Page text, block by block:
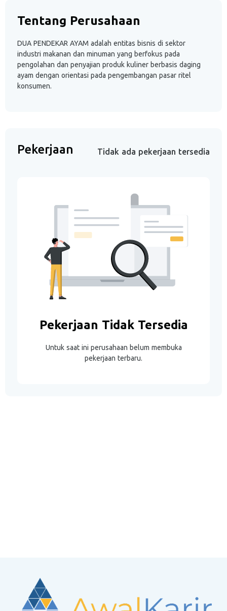
Tentang Perusahaan
DUA PENDEKAR AYAM adalah entitas bisnis di sektor
industri makanan dan minuman yang berfokus pada
pengolahan dan penyajian produk kuliner berbasis daging
ayam dengan orientasi pada pengembangan pasar ritel
konsumen.
Pekerjaan Tidak ada pekerjaan tersedia
Pekerjaan Tidak Tersedia
Untuk saat ini perusahaan belum membuka
pekerjaan terbaru.